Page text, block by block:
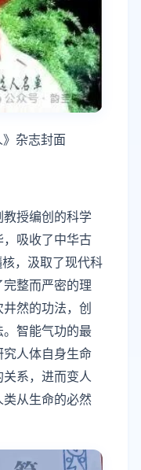
杂志封面
授编创的科学
吸收了中华古
，汲取了现代科
整而严密的理
然的功法，创
智能气功的最
人体自身生命
系，进而变人
从生命的必然